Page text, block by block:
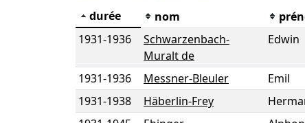
durée nom
1931-1936
Schwarzenbach-
Muralt de
Edwin
1931-1936 Messner-Bleuler Emil
1931-1938 Häberlin-Frey